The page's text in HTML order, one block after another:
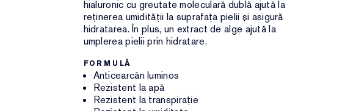
hialuronic cu greutate moleculară dublă ajută la
reținerea umidității la suprafața pielii și asigură
hidratarea. În plus, un extract de alge ajută la
umplerea pielii prin hidratare.
FORMULĂ
Anticearcăn luminos
Rezistent la apă
Rezistent la transpirație